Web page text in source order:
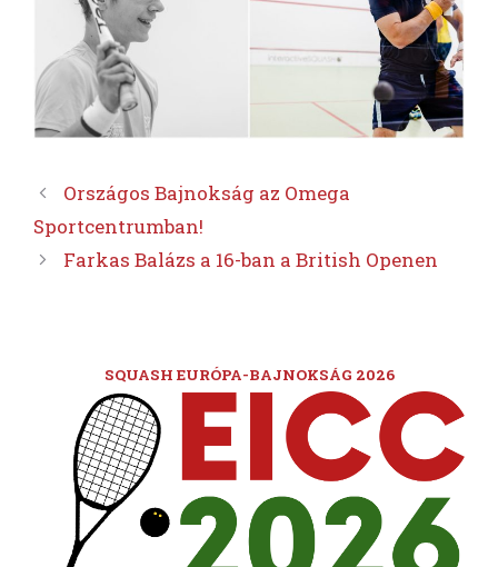
Országos Bajnokság az Omega
Sportcentrumban!
Farkas Balázs a 16-ban a British Openen
SQUASH EURÓPA-BAJNOKSÁG 2026